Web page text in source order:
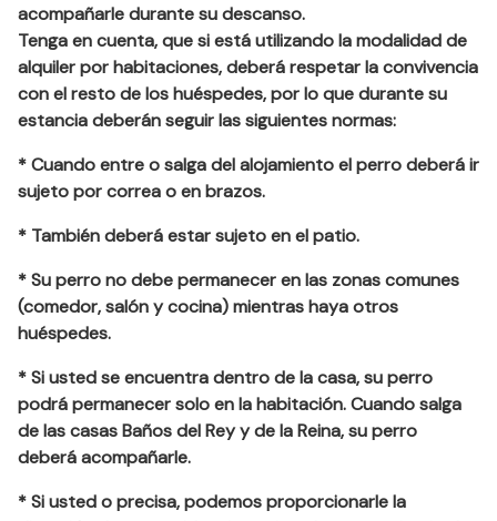
acompañarle durante su descanso.
Tenga en cuenta, que si está utilizando la modalidad de
alquiler por habitaciones, deberá respetar la convivencia
con el resto de los huéspedes, por lo que durante su
estancia deberán seguir las siguientes normas:
* Cuando entre o salga del alojamiento el perro deberá ir
sujeto por correa o en brazos.
* También deberá estar sujeto en el patio.
* Su perro no debe permanecer en las zonas comunes
(comedor, salón y cocina) mientras haya otros
huéspedes.
* Si usted se encuentra dentro de la casa, su perro
podrá permanecer solo en la habitación. Cuando salga
de las casas Baños del Rey y de la Reina, su perro
deberá acompañarle.
* Si usted o precisa, podemos proporcionarle la